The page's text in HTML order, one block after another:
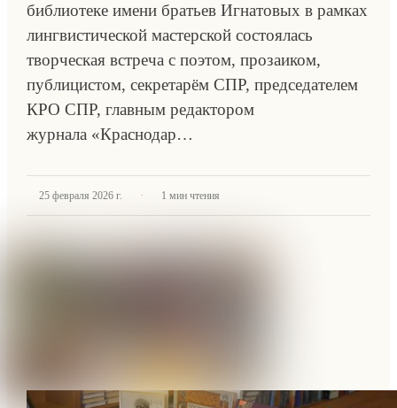
библиотеке имени братьев Игнатовых в рамках
лингвистической мастерской состоялась
творческая встреча с поэтом, прозаиком,
публицистом, секретарём СПР, председателем
КРО СПР, главным редактором
журнала «Краснодар…
25 февраля 2026 г. · 1 мин чтения